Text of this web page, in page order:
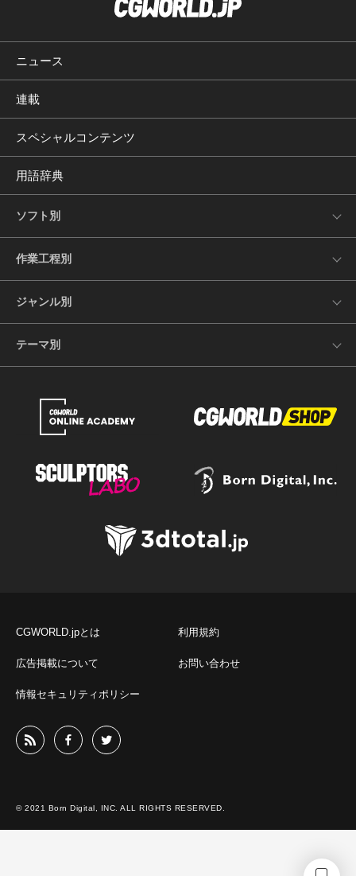
ニュース
連載
スペシャルコンテンツ
用語辞典
ソフト別
作業工程別
ジャンル別
テーマ別
CGWORLD.jpとは 利用規約
広告掲載について お問い合わせ
情報セキュリティポリシー
© 2021 Born Digital, INC. ALL RIGHTS RESERVED.